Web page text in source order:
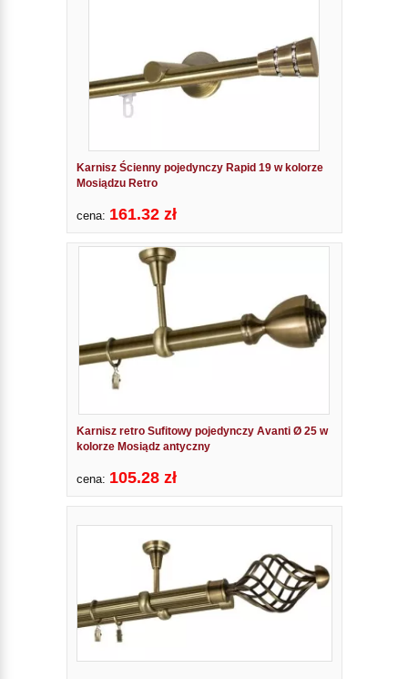
Karnisz Ścienny pojedynczy Rapid 19 w kolorze
Mosiądzu Retro
cena: 161.32 zł
Karnisz retro Sufitowy pojedynczy Avanti Ø 25 w
kolorze Mosiądz antyczny
cena: 105.28 zł